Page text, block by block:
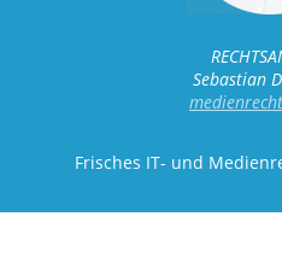
Sebastian
Frisches IT- und